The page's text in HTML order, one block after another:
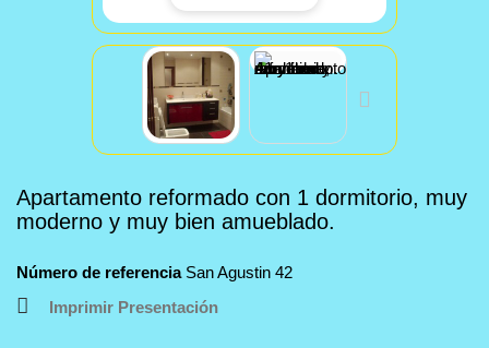
Apartamento reformado con 1 dormitorio, muy
moderno y muy bien amueblado.
Número de referencia San Agustin 42
Imprimir Presentación